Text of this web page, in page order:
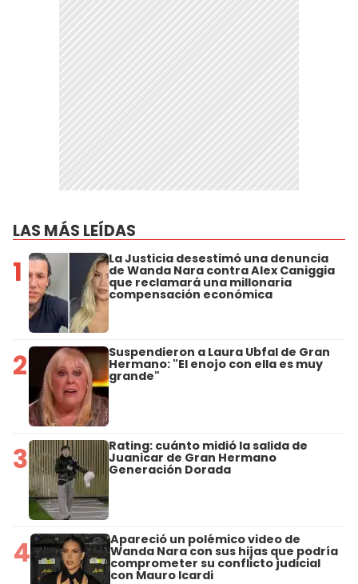
LAS MÁS LEÍDAS
1 La Justicia desestimó una denuncia
de Wanda Nara contra Alex Caniggia
que reclamará una millonaria
compensación económica
2 Suspendieron a Laura Ubfal de Gran
Hermano: "El enojo con ella es muy
grande"
3 Rating: cuánto midió la salida de
Juanicar de Gran Hermano
Generación Dorada
4 Apareció un polémico video de
Wanda Nara con sus hijas que podría
comprometer su conflicto judicial
con Mauro Icardi